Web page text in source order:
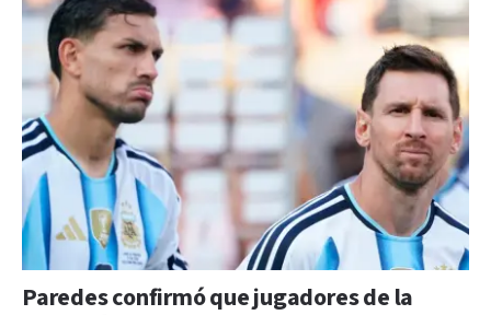
Paredes confirmó que jugadores de la